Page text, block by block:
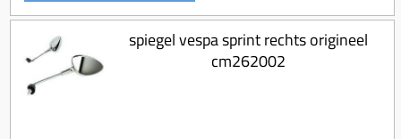
spiegel vespa sprint rechts origineel
cm262002